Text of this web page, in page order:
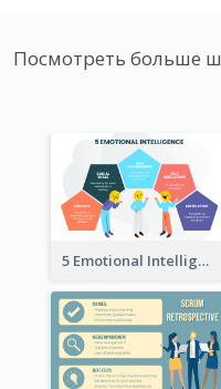
Посмотреть больше
5 Emotional Intelligence Illustration